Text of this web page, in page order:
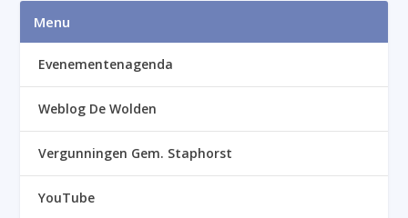
Menu
Evenementenagenda
Weblog De Wolden
Vergunningen Gem. Staphorst
YouTube